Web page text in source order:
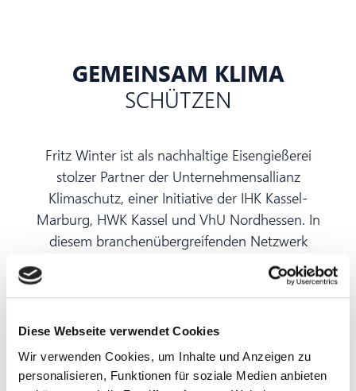
Diese Webseite verwendet Cookies
Wir verwenden Cookies, um Inhalte und Anzeigen zu
personalisieren, Funktionen für soziale Medien anbieten
GEMEINSAM KLIMA
SCHÜTZEN
Fritz Winter ist als nachhaltige Eisengießerei
stolzer Partner der Unternehmensallianz
Klimaschutz, einer Initiative der IHK Kassel-
Marburg, HWK Kassel und VhU Nordhessen. In
diesem branchenübergreifenden Netzwerk
leisten wir unseren Beitrag zu einer lebenswerten
wirtschaftsfreundlichen Region. Wie bei unseren
Partnern stehen Klimaschutz und
Klimaneutralität bei Fritz Winter seit jeher im
Zentrum unseres Handelns. Daher verbindet uns